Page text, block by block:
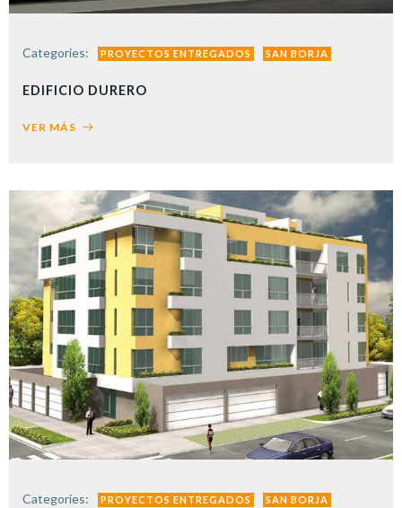
Categories: PROYECTOS ENTREGADOS SAN BORJA
EDIFICIO DURERO
VER MÁS
Categories: PROYECTOS ENTREGADOS SAN BORJA